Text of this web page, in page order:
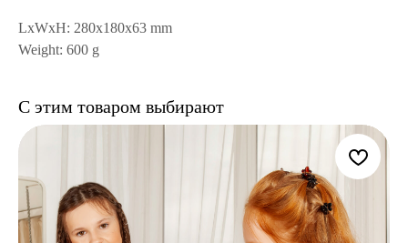
LxWxH: 280x180x63 mm
Weight: 600 g
С этим товаром выбирают